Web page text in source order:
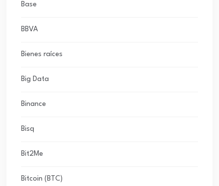
Base
BBVA
Bienes raíces
Big Data
Binance
Bisq
Bit2Me
Bitcoin (BTC)